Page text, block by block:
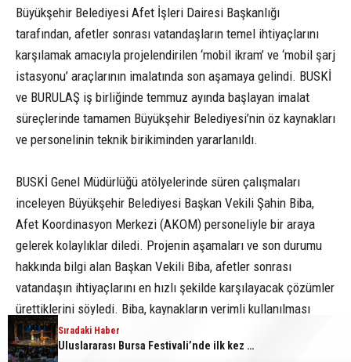
Büyükşehir Belediyesi Afet İşleri Dairesi Başkanlığı
tarafından, afetler sonrası vatandaşların temel ihtiyaçlarını
karşılamak amacıyla projelendirilen ‘mobil ikram’ ve ‘mobil şarj
istasyonu’ araçlarının imalatında son aşamaya gelindi. BUSKİ
ve BURULAŞ iş birliğinde temmuz ayında başlayan imalat
süreçlerinde tamamen Büyükşehir Belediyesi’nin öz kaynakları
ve personelinin teknik birikiminden yararlanıldı.
BUSKİ Genel Müdürlüğü atölyelerinde süren çalışmaları
inceleyen Büyükşehir Belediyesi Başkan Vekili Şahin Biba,
Afet Koordinasyon Merkezi (AKOM) personeliyle bir araya
gelerek kolaylıklar diledi. Projenin aşamaları ve son durumu
hakkında bilgi alan Başkan Vekili Biba, afetler sonrası
vatandaşın ihtiyaçlarını en hızlı şekilde karşılayacak çözümler
ürettiklerini söyledi. Biba, kaynakların verimli kullanılması
hedefiyle dönüşümü gerçekleştirilen araçların afetler
sonrasında sunulan önemli hizmetler arasında yer alacağını
Sıradaki Haber
Uluslararası Bursa Festivali’nde ilk kez çocuklara kapılarını açtı